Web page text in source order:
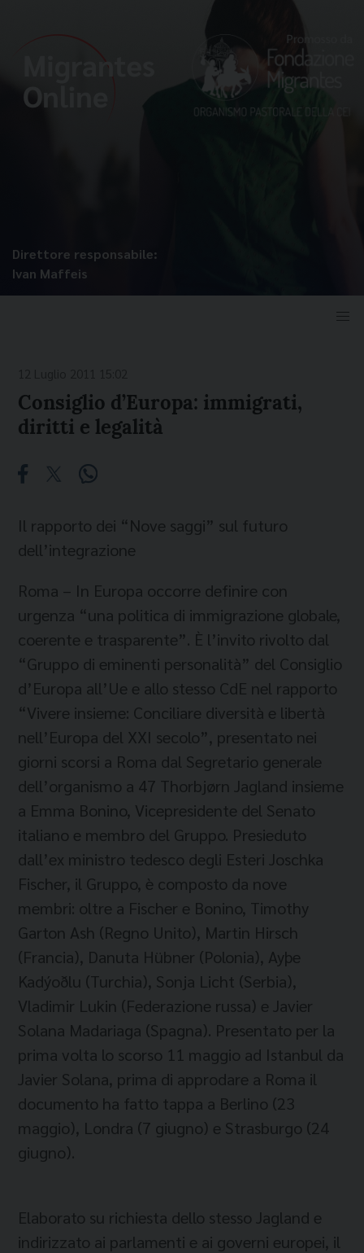
Direttore responsabile:
Ivan Maffeis
Consiglio d’Europa: immigrati,
diritti e legalità
Il rapporto dei “Nove saggi” sul futuro
dell’integrazione
Roma – In Europa occorre definire con
urgenza “una politica di immigrazione globale,
coerente e trasparente”. È l’invito rivolto dal
“Gruppo di eminenti personalità” del Consiglio
d’Europa all’Ue e allo stesso CdE nel rapporto
“Vivere insieme: Conciliare diversità e libertà
nell’Europa del XXI secolo”, presentato nei
giorni scorsi a Roma dal Segretario generale
dell’organismo a 47 Thorbjørn Jagland insieme
a Emma Bonino, Vicepresidente del Senato
italiano e membro del Gruppo. Presieduto
dall’ex ministro tedesco degli Esteri Joschka
Fischer, il Gruppo, è composto da nove
membri: oltre a Fischer e Bonino, Timothy
Garton Ash (Regno Unito), Martin Hirsch
(Francia), Danuta Hübner (Polonia), Ayþe
Kadýoðlu (Turchia), Sonja Licht (Serbia),
Vladimir Lukin (Federazione russa) e Javier
Solana Madariaga (Spagna). Presentato per la
prima volta lo scorso 11 maggio ad Istanbul da
Javier Solana, prima di approdare a Roma il
documento ha fatto tappa a Berlino (23
maggio), Londra (7 giugno) e Strasburgo (24
giugno).
Elaborato su richiesta dello stesso Jagland e
indirizzato ai parlamenti e ai governi europei, il